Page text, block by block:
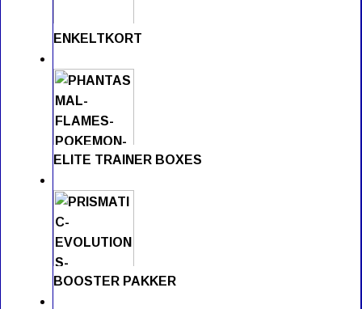
ENKELTKORT
ELITE TRAINER BOXES
BOOSTER PAKKER